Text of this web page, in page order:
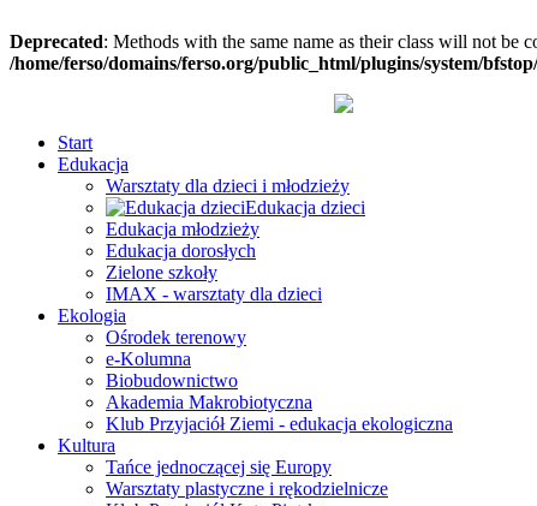
Deprecated: Methods with the same name as their class will not be
/home/ferso/domains/ferso.org/public_html/plugins/system/
Start
Edukacja
Warsztaty dla dzieci i młodzieży
Edukacja dzieci
Edukacja młodzieży
Edukacja dorosłych
Zielone szkoły
IMAX - warsztaty dla dzieci
Ekologia
Ośrodek terenowy
e-Kolumna
Biobudownictwo
Akademia Makrobiotyczna
Klub Przyjaciół Ziemi - edukacja ekologiczna
Kultura
Tańce jednoczącej się Europy
Warsztaty plastyczne i rękodzielnicze